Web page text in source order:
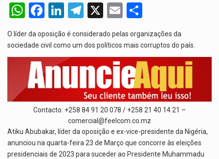
W
h
at
s
A
p
p
F
ce
b
o
o
k
Li
n
ke
dI
n
T
el
e
gr
a
m
X
E
ail
h
ar
e
O líder da oposição é considerado pelas organizações da
sociedade civil como um dos políticos mais corruptos do país.
Contacto: +258 84 91 20 078 / +258 21 40 14 21 –
comercial@feelcom.co.mz
Atiku Abubakar, líder da oposição e ex-vice-presidente da Nigéria,
anunciou na quarta-feira 23 de Março que concorre às eleições
presidenciais de 2023 para suceder ao Presidente Muhammadu